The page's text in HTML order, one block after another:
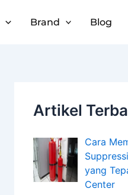
Brand Blog
Artikel
Cara
yang
Center